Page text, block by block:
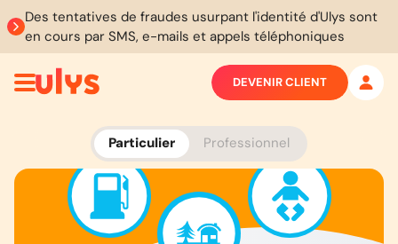
Des tentatives de fraudes usurpant l'identité d'Ulys sont
en cours par SMS, e-mails et appels téléphoniques
Particulier Professionnel
DEVENIR CLIENT